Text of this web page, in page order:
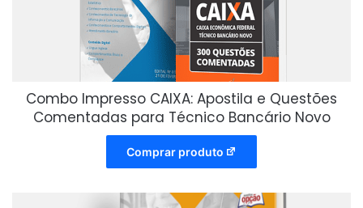
Combo Impresso CAIXA: Apostila e Questões
Comentadas para Técnico Bancário Novo
Comprar produto